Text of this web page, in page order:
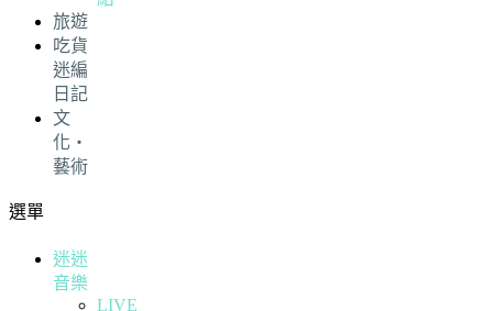
旅遊
吃貨
迷編
日記
文
化・
藝術
選單
迷迷
音樂
LIVE